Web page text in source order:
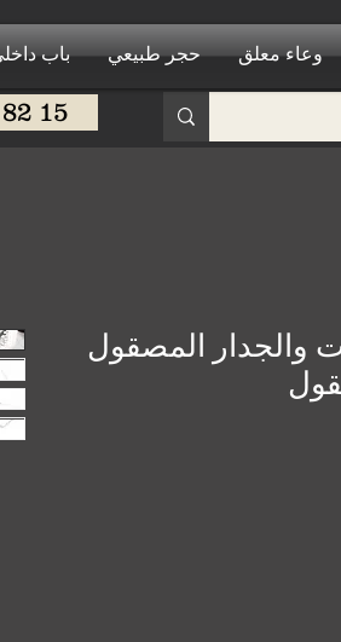
باب حجر طبيعي وعاء معلق
15
والجدار المصقول